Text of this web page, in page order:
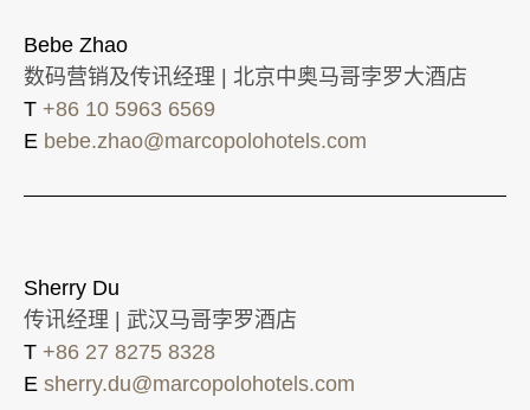
Bebe Zhao
数码营销及传讯经理 | 北京中奥马哥孛罗大酒店
T +86 10 5963 6569
E bebe.zhao@marcopolohotels.com
Sherry Du
传讯经理 | 武汉马哥孛罗酒店
T +86 27 8275 8328
E sherry.du@marcopolohotels.com